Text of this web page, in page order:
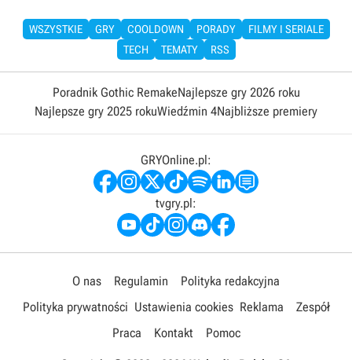
WSZYSTKIE GRY COOLDOWN PORADY
FILMY I SERIALE
TECH
TEMATY RSS
Poradnik Gothic RemakeNajlepsze gry 2026 roku
Najlepsze gry 2025 rokuWiedźmin 4Najbliższe premiery
GRYOnline.pl:
tvgry.pl:
O nas Regulamin
Polityka redakcyjna
Polityka prywatności Ustawienia cookies Reklama
Zespół
Praca
Kontakt Pomoc